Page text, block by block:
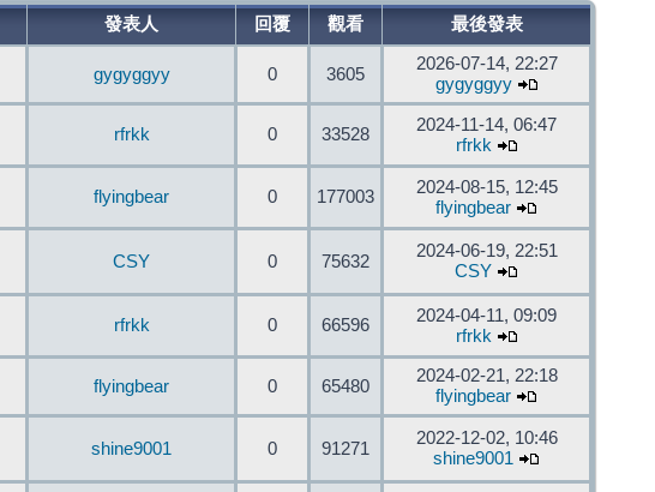
發表人 回覆 觀看 最後發表
gygyggyy 0 3605
2026-07-14, 22:27
gygyggyy
rfrkk 0 33528
2024-11-14, 06:47
rfrkk
flyingbear 0 177003
2024-08-15, 12:45
flyingbear
CSY 0 75632
2024-06-19, 22:51
CSY
rfrkk 0 66596
2024-04-11, 09:09
rfrkk
flyingbear 0 65480
2024-02-21, 22:18
flyingbear
shine9001 0 91271
2022-12-02, 10:46
shine9001